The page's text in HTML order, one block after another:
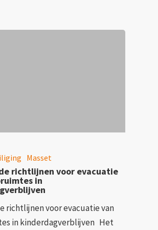
Masset
richtlijnen voor evacuatie
in
richtlijnen voor evacuatie van
in kinderdagverblijven Het